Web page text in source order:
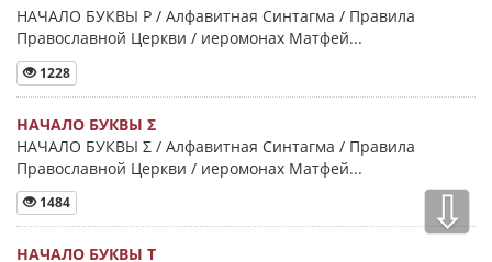
НАЧАЛО БУКВЫ Ρ / Алфавитная Синтагма / Правила
Православной Церкви / иеромонах Матфей...
1228
НАЧАЛО БУКВЫ Σ
НАЧАЛО БУКВЫ Σ / Алфавитная Синтагма / Правила
Православной Церкви / иеромонах Матфей...
1484
НАЧАЛО БУКВЫ Τ
⇩